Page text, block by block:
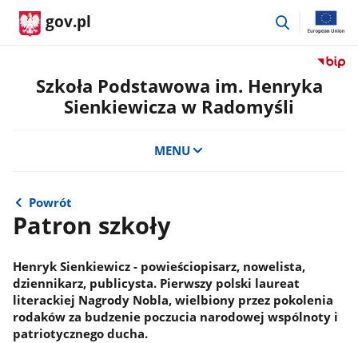
gov.pl
przejdź
Przejdź
do
Szkoła Podstawowa im. Henryka
Sienkiewicza w Radomyśli
MENU
Powrót
Patron szkoły
Henryk Sienkiewicz - powieściopisarz, nowelista,
dziennikarz, publicysta. Pierwszy polski laureat
literackiej Nagrody Nobla, wielbiony przez pokolenia
rodaków za budzenie poczucia narodowej wspólnoty i
patriotycznego ducha.